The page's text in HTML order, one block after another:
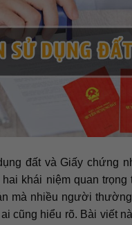
đất và Giấy chứng
khái niệm quan trọng
mà nhiều người
cũng hiểu rõ. Bài viết